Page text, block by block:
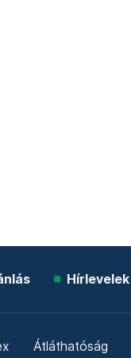
Hírlevelek
Átláthatóság